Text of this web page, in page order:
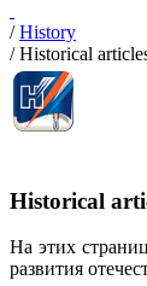
/History
/Historical
Historical
На этих
развития